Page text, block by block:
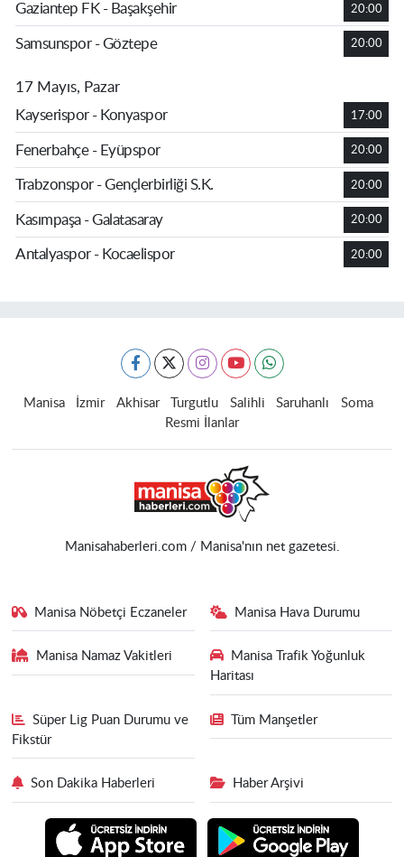
Gaziantep FK - Başakşehir 20:00
Samsunspor - Göztepe 20:00
17 Mayıs, Pazar
Kayserispor - Konyaspor
17:00
Fenerbahçe - Eyüpspor 20:00
Trabzonspor - Gençlerbirliği S.K. 20:00
Kasımpaşa - Galatasaray 20:00
Antalyaspor - Kocaelispor 20:00
Manisa İzmir Akhisar Turgutlu Salihli Saruhanlı
Soma
Resmi İlanlar
Manisahaberleri.com / Manisa'nın net gazetesi.
Manisa Nöbetçi Eczaneler Manisa Hava Durumu
Manisa Namaz Vakitleri
Manisa Trafik Yoğunluk
Haritası
Süper Lig Puan Durumu ve
Fikstür
Tüm Manşetler
Son Dakika Haberleri Haber Arşivi